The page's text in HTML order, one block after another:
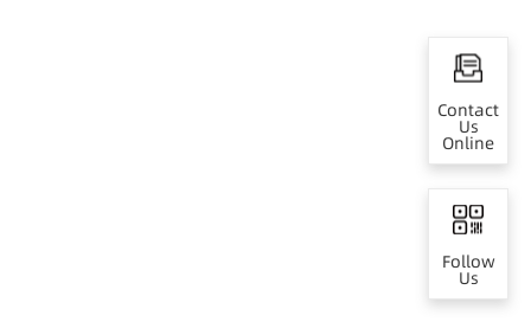
Contact
Us
Online
Follow
Us